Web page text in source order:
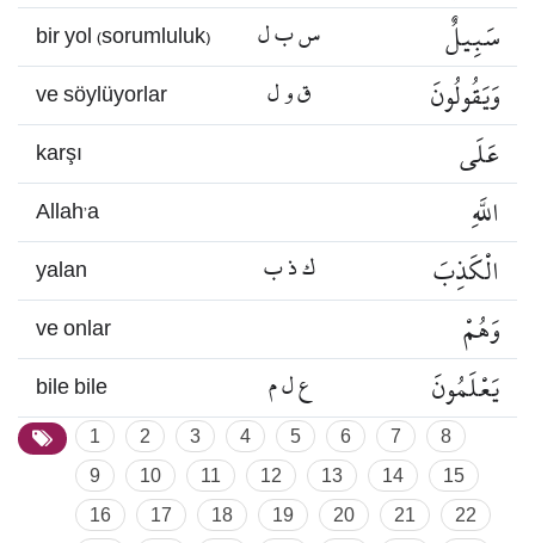
bir yol (sorumluluk) س ب ل سَبِيلٌ
ve söylüyorlar ق و ل وَيَقُولُونَ
karşı عَلَى
Allah’a اللَّهِ
yalan ك ذ ب الْكَذِبَ
ve onlar وَهُمْ
bile bile ع ل م يَعْلَمُونَ
1 2 3 4 5 6 7
8
9
10 11 12 13 14
15
16
17 18 19 20 21
22